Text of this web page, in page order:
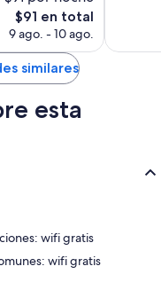
El
precio
es
$91 en total
9 ago. - 10 ago.
similares
esta
wifi gratis
wifi gratis